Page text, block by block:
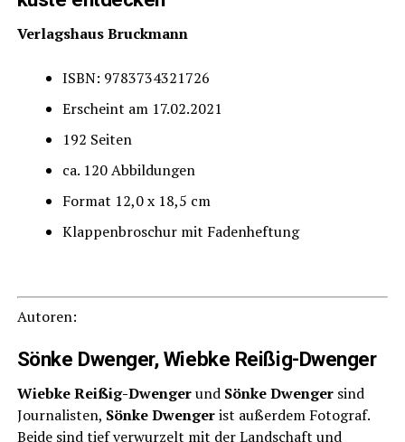
Ver­lags­haus Bruckmann
ISBN: 9783734321726
Erscheint am 17.02.2021
192 Sei­ten
ca. 120 Abbildungen
For­mat 12,0 x 18,5 cm
Klap­pen­bro­schur mit Fadenheftung
Autoren:
Sön­ke Dwen­ger, Wieb­ke Reißig-Dwenger
Wieb­ke Rei­ßig-Dwen­gerund Sön­ke Dwen­gersind
Jour­na­lis­ten, Sön­ke Dwen­gerist außer­dem Foto­graf.
Bei­de sind tief ver­wur­zelt mit der Land­schaft und